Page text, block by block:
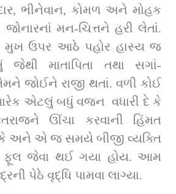
ભીનેવાન, કોમળ અને મોહક
જોનારનાં મન-ચિત્તને હરી લેતાં.
મુખ ઉપર આઠે પહોર હાસ્ય જ
માતાપિતા તથા સગાં-
જોઈને રાજી થતાં. વળી કોઈ
એટલું બધું વજન  વધારી દે કે
ઊંચા કરવાની હિંમત
અને એ જ સમયે બીજી વ્યક્તિ
ફૂલ જેવા થઈ ગયા હોય. આમ
પેઠે વૃદ્ધિ પામવા લાગ્યા.